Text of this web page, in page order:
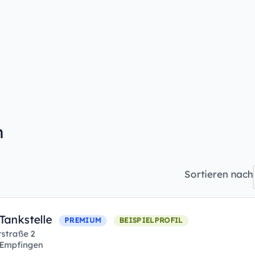
Sortieren nach
PREMIUM BEISPIELPROFIL
2